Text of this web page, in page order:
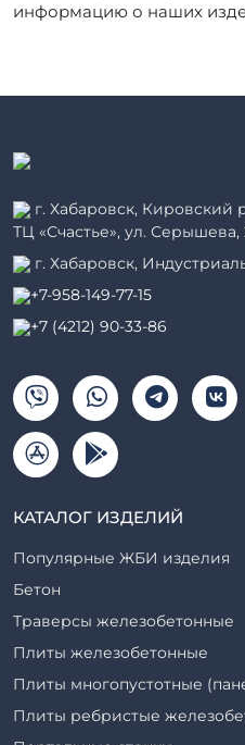
информацию о наших
г. Хабаровск,
ТЦ «Счастье», ул. Серышева,
г. Хабаровск,
+7-958-149-77-15
+7 (4212) 90-33-86
КАТАЛОГ ИЗДЕЛИЙ
Популярные ЖБИ изделия
Бетон
Траверсы железобетонные
Плиты железобетонные
Плиты многопустотные
Плиты ребристые